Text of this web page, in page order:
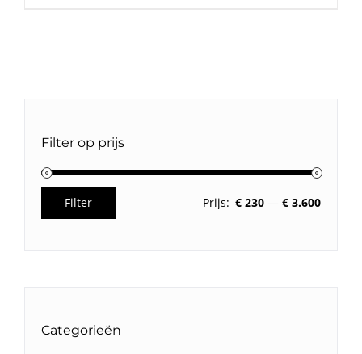
Filter op prijs
Max.
Filter Prijs: € 230 — € 3.600
Categorieën